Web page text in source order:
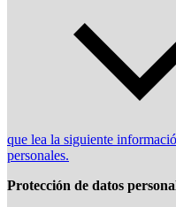
que lea la siguiente
personales.
Protección de datos